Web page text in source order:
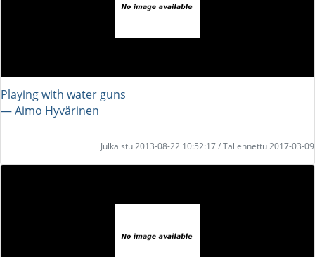
Playing with water guns
― Aimo Hyvärinen
Julkaistu 2013-08-22 10:52:17 / Tallennettu 2017-03-09